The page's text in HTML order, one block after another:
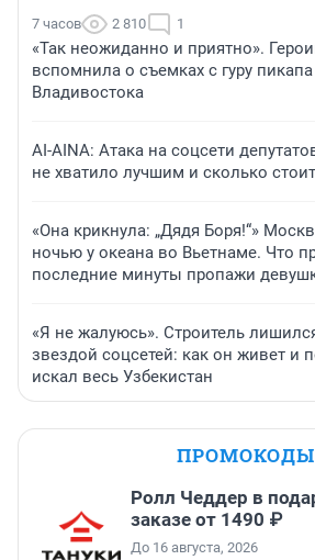
7 часов 2 810 1
«Так неожиданно и приятно».
вспомнила о съемках с гуру
Владивостока
AI-AINA: Атака на соцсети
не хватило лучшим и сколько
«Она крикнула: „Дядя Боря!“»
ночью у океана во Вьетнаме. Что
последние минуты пропажи
«Я не жалуюсь». Строитель
звездой соцсетей: как он живет и
искал весь Узбекистан
ПРОМОКОДЫ
Ролл Чеддер в
заказе от 1490 ₽
До 16 августа, 2026